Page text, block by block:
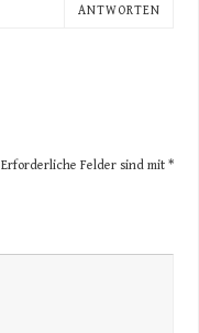
ANTWORTEN
Erforderliche Felder sind mit *